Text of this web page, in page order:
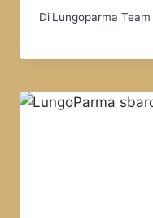
Di Lungoparma Team